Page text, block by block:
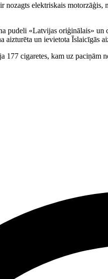
elektriskais
pudeli «Latvijas oriģinālais»
aizturēta un ievietota Īslaicīgās
cigaretes, kam uz paciņām